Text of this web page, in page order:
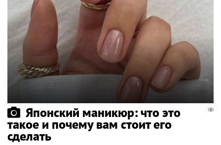
Японский маникюр: что это
такое и почему вам стоит его
сделать